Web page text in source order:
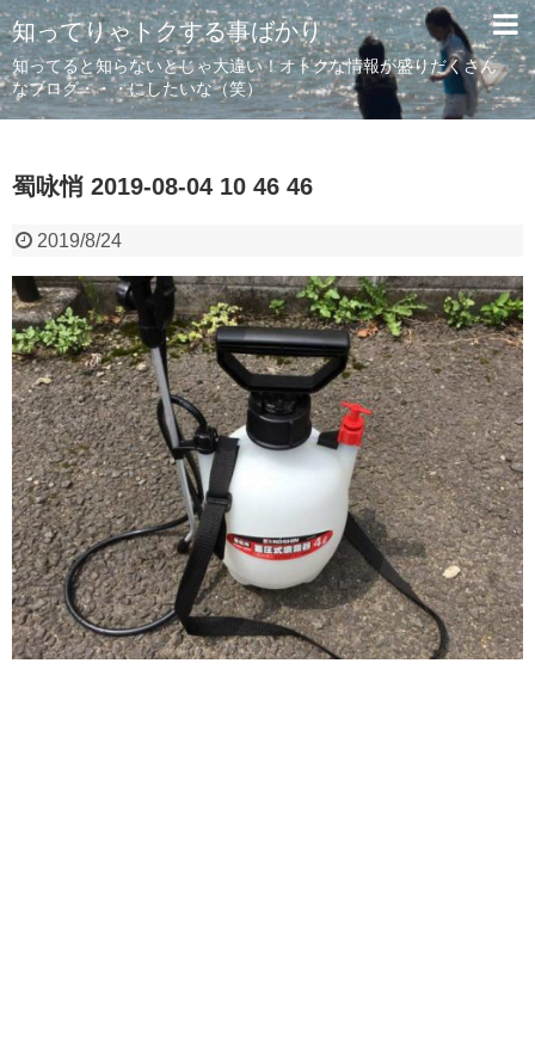
知ってりゃトクする事ばかり
知ってると知らないとじゃ大違い！オトクな情報が盛りだくさん
なブログ・・・にしたいな（笑）
蜀咏悄 2019-08-04 10 46 46
2019/8/24